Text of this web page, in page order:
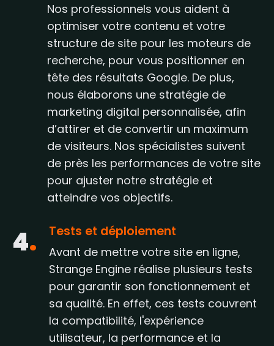
Nos professionnels vous aident à
optimiser votre contenu et votre
structure de site pour les moteurs de
recherche, pour vous positionner en
tête des résultats Google. De plus,
nous élaborons une stratégie de
marketing digital personnalisée, afin
d’attirer et de convertir un maximum
de visiteurs. Nos spécialistes suivent
de près les performances de votre site
pour ajuster notre stratégie et
atteindre vos objectifs.
4. Tests et déploiement
Avant de mettre votre site en ligne,
Strange Engine réalise plusieurs tests
pour garantir son fonctionnement et
sa qualité. En effet, ces tests couvrent
la compatibilité, l'expérience
utilisateur, la performance et la